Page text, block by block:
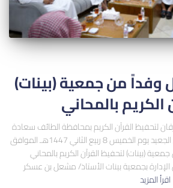
وفداً من جمعية (بينات)
بالمحاني
لتحفيظ القرآن الكريم بمحافظة الطائف سعادة
المهندس/ فوزي بن عليوي الجعيد يوم الخميس 8 ربيع الثاني 1447هـ الموافق
وفداً من جمعية (بينات) لتحفيظ القرآن الكريم بالمحاني
بجمعية بينات الأستاذ/ مشعل بن عسكر
اقرأ المزيد